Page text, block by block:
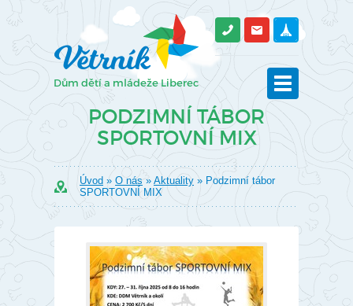
PODZIMNÍ TÁBOR
SPORTOVNÍ MIX
Úvod » O nás» Aktuality » Podzimní tábor
SPORTOVNÍ MIX